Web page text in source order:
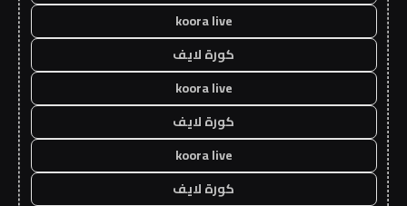
koora live
كورة لايف
koora live
كورة لايف
koora live
كورة لايف